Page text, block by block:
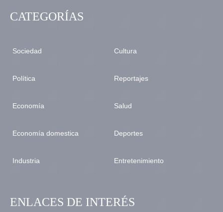
CATEGORÍAS
Sociedad
Política
Economía
Economía domestica
Industria
Cultura
Reportajes
Salud
Deportes
Entretenimiento
ENLACES DE INTERÉS